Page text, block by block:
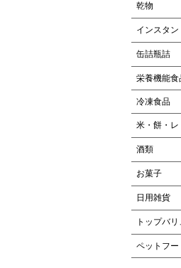
乾物
インスタン
缶詰瓶詰
栄養機能
冷凍食品
米・餅・レ
酒類
お菓子
日用雑貨
トップバリ
ペットフー